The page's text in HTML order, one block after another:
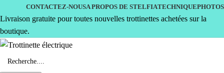
CONTACTEZ-NOUSA PROPOS DE STELFIATECHNIQUEPHOTOS
Livraison gratuite pour toutes nouvelles trottinettes achetées sur la
boutique.